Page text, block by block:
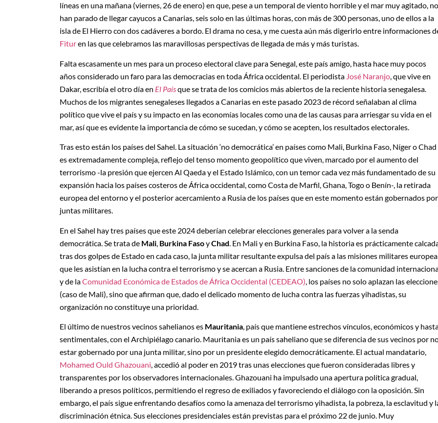
líneas en una mañana (viernes, 26 de enero) en que, pese a un temporal de viento horrible y el mar muy agitado, no
han parado de llegar cayucos a Canarias, seis solo en las últimas horas, con más de 300 personas, uno de ellos a la
isla de El Hierro con dos cadáveres a bordo. El drama no cesa, y me cuesta aún más digerirlo entre informaciones
Fituren las que celebramos las maravillosas perspectivas de llegada de más y más turistas.
Falta escasamente un mes para un proceso electoral clave para Senegal, este país amigo, hasta hace muy pocos
años considerado un faro para las democracias en toda África occidental. El periodista José Naranjo, que vive en
Dakar, escribía el otro día en El Paísque se trata de los comicios más abiertos de la reciente historia senegalesa.
Muchos de los migrantes senegaleses llegados a Canarias en este pasado 2023 de récord señalaban al clima
político que vive el país y su impacto en las economías locales como una de las causas para arriesgar su vida en el
mar, así que es evidente la importancia de cómo se sucedan, y cómo se acepten, los resultados electorales.
Tras esto están los países del Sahel. La situación ‘no democrática’ en países como Mali, Burkina Faso, Níger o Chad
es extremadamente compleja, reflejo del tenso momento geopolítico que viven, marcado por el aumento del
terrorismo -la presión que ejercen Al Qaeda y el Estado Islámico, con un temor cada vez más fundamentado de su
expansión hacia los países costeros de África occidental, como Costa de Marfil, Ghana, Togo o Benín-, la retirada
europea del entorno y el posterior acercamiento a Rusia de los países que en este momento están gobernados por
juntas militares.
En el Sahel hay tres países que este 2024 deberían celebrar elecciones generales para volver a la senda
democrática. Se trata de Mali Burkina FasoyChad . En Mali y en Burkina Faso, la historia es prácticamente
tras dos golpes de Estado en cada caso, la junta militar resultante expulsa del país a las misiones militares
que les asistían en la lucha contra el terrorismo y se acercan a Rusia. Entre sanciones de la comunidad
y de laComunidad Económica de Estados de África Occidental (CEDEAO) , los países no solo aplazan las
(caso de Mali), sino que afirman que, dado el delicado momento de lucha contra las fuerzas yihadistas, su
organización no constituye una prioridad.
El último de nuestros vecinos sahelianos es Mauritania, país que mantiene estrechos vínculos, económicos y
sentimentales, con el Archipiélago canario. Mauritania es un país saheliano que se diferencia de sus vecinos por
estar gobernado por una junta militar, sino por un presidente elegido democráticamente. El actual mandatario,
Mohamed Ould Ghazouani, accedió al poder en 2019 tras unas elecciones que fueron consideradas libres y
transparentes por los observadores internacionales. Ghazouani ha impulsado una apertura política gradual,
liberando a presos políticos, permitiendo el regreso de exiliados y favoreciendo el diálogo con la oposición. Sin
embargo, el país sigue enfrentando desafíos como la amenaza del terrorismo yihadista, la pobreza, la esclavitud y
discriminación étnica. Sus elecciones presidenciales están previstas para el próximo 22 de junio. Muy